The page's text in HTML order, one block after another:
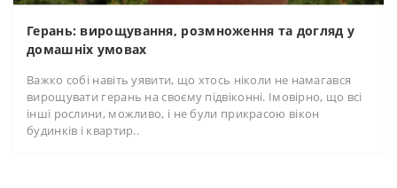
Герань: вирощування, розмноження та догляд у
домашніх умовах
Важко собі навіть уявити, що хтось ніколи не намагався
вирощувати герань на своєму підвіконні. Імовірно, що всі
інші рослини, можливо, і не були прикрасою вікон
будинків і квартир..